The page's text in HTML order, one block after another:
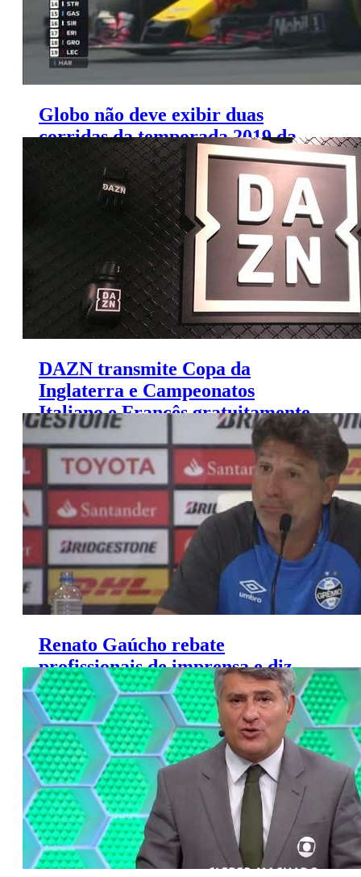
Globo não deve exibir duas
corridas da temporada 2019 da
Fórmula 1
DAZN transmite Copa da
Inglaterra e Campeonatos
Italiano e Francês gratuitamente
no final de semana
Renato Gaúcho rebate
profissionais de imprensa e diz
querer ser comentarista esportivo